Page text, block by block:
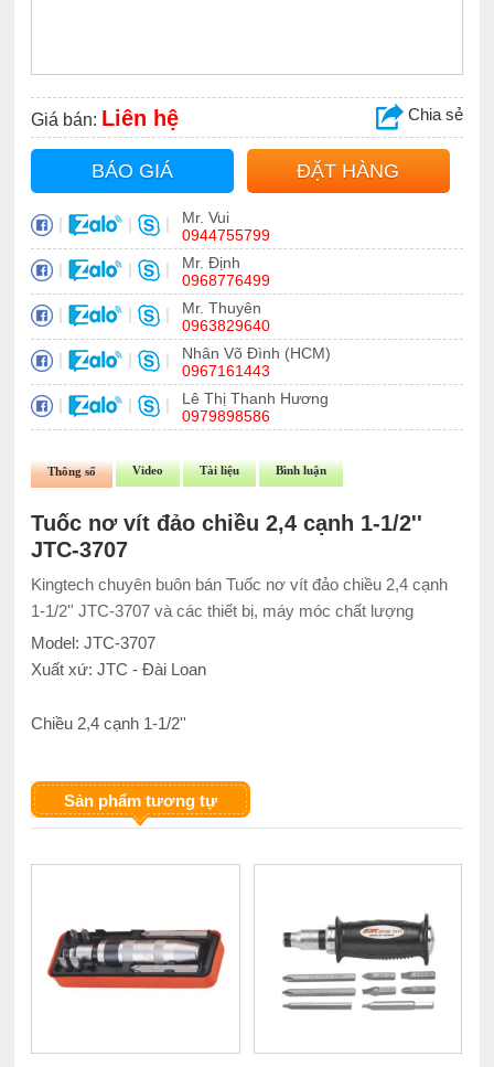
Giá bán: Liên hệ Chia sẻ
BÁO GIÁ ĐẶT HÀNG
| | |
Mr. Vui
0944755799
| | |
Mr. Định
0968776499
| | |
Mr. Thuyên
0963829640
| | |
Nhân Võ Đình (HCM)
0967161443
| | |
Lê Thị Thanh Hương
0979898586
Thông số Video Tài liệu Bình luận
Tuốc nơ vít đảo chiều 2,4 cạnh 1-1/2''
JTC-3707
Kingtech chuyên buôn bán Tuốc nơ vít đảo chiều 2,4 cạnh
1-1/2'' JTC-3707 và các thiết bị, máy móc chất lượng
Model: JTC-3707
Xuất xứ: JTC - Đài Loan
Chiều 2,4 cạnh 1-1/2''
Sản phẩm tương tự